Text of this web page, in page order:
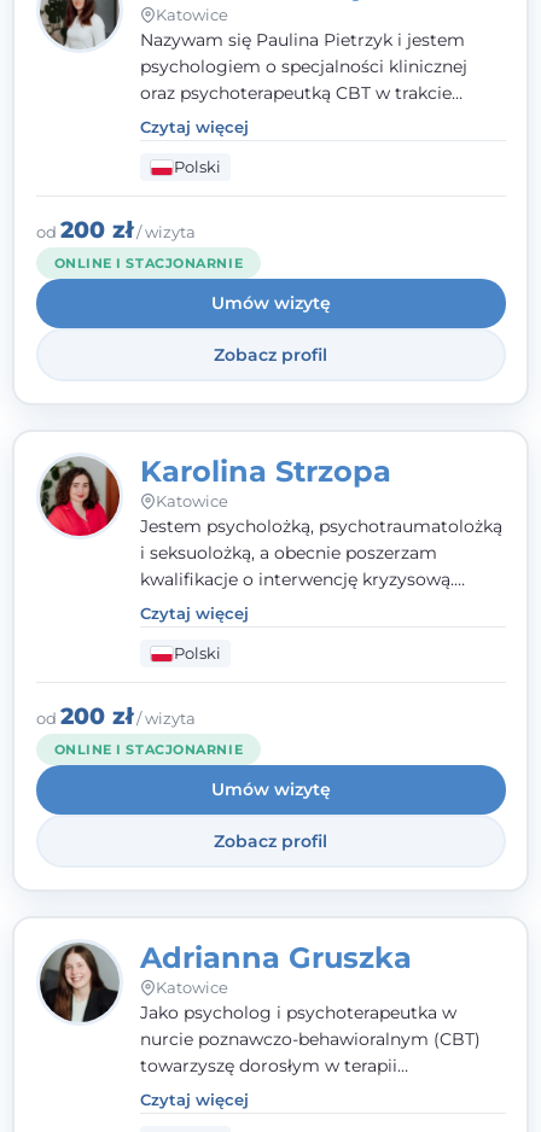
Katowice
Nazywam się Paulina Pietrzyk i jestem
psychologiem o specjalności klinicznej
oraz psychoterapeutką CBT w trakcie
szkolenia. Pracuję z dorosłymi, którzy
szukają wsparcia w trudnych momentach -
w obliczu lęku, przewlekłego stresu,
natłoku myśli, obniżonego nastroju,
wypalenia czy kryzysu, a także po prostu
chcą lepiej poznać siebie.
Czytaj więcej
Polski
od 200 zł/ wizyta
ONLINE I STACJONARNIE
Umów wizytę
Zobacz profil
Karolina Strzopa
Katowice
Jestem psycholożką, psychotraumatolożką
i seksuolożką, a obecnie poszerzam
kwalifikacje o interwencję kryzysową.
Pracuję w nurcie terapii trzeciej fali, łącząc
metody o potwierdzonej skuteczności.
Towarzyszę młodzieży, dorosłym i parom w
radzeniu sobie z bolesnymi
doświadczeniami tak, by mogli żyć pełniej.
Czytaj więcej
Polski
od 200 zł/ wizyta
ONLINE I STACJONARNIE
Umów wizytę
Zobacz profil
Adrianna Gruszka
Katowice
Jako psycholog i psychoterapeutka w
nurcie poznawczo-behawioralnym (CBT)
towarzyszę dorosłym w terapii
indywidualnej oraz nastolatkom od 15. roku
życia. Zależy mi, by naprawdę usłyszeć, z
Czytaj więcej